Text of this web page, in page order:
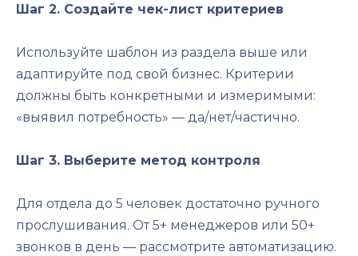
Шаг 2. Создайте чек-лист критериев
Используйте шаблон из раздела выше или
адаптируйте под свой бизнес. Критерии
должны быть конкретными и измеримыми:
«выявил потребность» — да/нет/частично.
Шаг 3. Выберите метод контроля
Для отдела до 5 человек достаточно ручного
прослушивания. От 5+ менеджеров или 50+
звонков в день — рассмотрите автоматизацию.